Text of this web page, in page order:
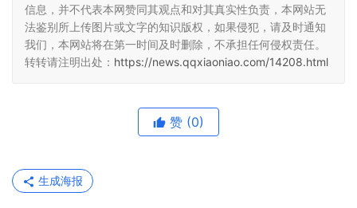
信息，并不代表本网赞同其观点和对其真实性负责，本网站无
法鉴别所上传图片或文字的知识版权，如果侵犯，请及时通知
我们，本网站将在第一时间及时删除，不承担任何侵权责任。
转转请注明出处： https://news.qqxiaoniao.com/14208.html
赞 (0)
生成海报